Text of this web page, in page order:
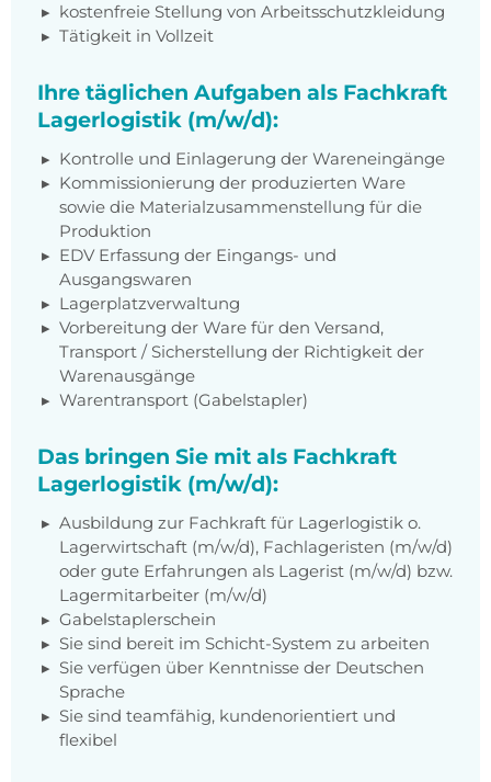
kostenfreie Stellung von Arbeitsschutzkleidung
Tätigkeit in Vollzeit
Ihre täglichen Aufgaben als Fachkraft
Lagerlogistik (m/w/d):
Kontrolle und Einlagerung der Wareneingänge
Kommissionierung der produzierten Ware
sowie die Materialzusammenstellung für die
Produktion
EDV Erfassung der Eingangs- und
Ausgangswaren
Lagerplatzverwaltung
Vorbereitung der Ware für den Versand,
Transport / Sicherstellung der Richtigkeit der
Warenausgänge
Warentransport (Gabelstapler)
Das bringen Sie mit als Fachkraft
Lagerlogistik (m/w/d):
Ausbildung zur Fachkraft für Lagerlogistik o.
Lagerwirtschaft (m/w/d), Fachlageristen (m/w/d)
oder gute Erfahrungen als Lagerist (m/w/d) bzw.
Lagermitarbeiter (m/w/d)
Gabelstaplerschein
Sie sind bereit im Schicht-System zu arbeiten
Sie verfügen über Kenntnisse der Deutschen
Sprache
Sie sind teamfähig, kundenorientiert und
flexibel